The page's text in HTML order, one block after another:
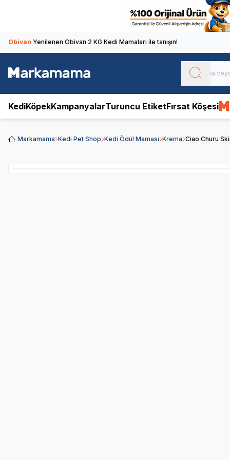
Obivan Yenilenen Obivan 2 KG Kedi Mamaları ile tanışın!
KediKöpekKampanyalarTuruncu EtiketFırsat Köşesi
Markamama Kedi Pet Shop Kedi Ödül Maması Krema Ciao Churu